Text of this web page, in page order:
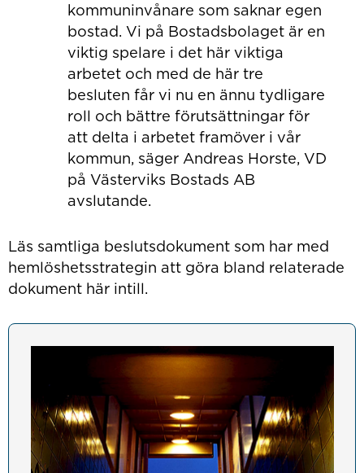
kommuninvånare som saknar egen
bostad. Vi på Bostadsbolaget är en
viktig spelare i det här viktiga
arbetet och med de här tre
besluten får vi nu en ännu tydligare
roll och bättre förutsättningar för
att delta i arbetet framöver i vår
kommun, säger Andreas Horste, VD
på Västerviks Bostads AB
avslutande.
Läs samtliga beslutsdokument som har med
hemlöshetsstrategin att göra bland relaterade
dokument här intill.